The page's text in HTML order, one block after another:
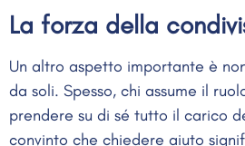
La forza della
Un altro aspetto importante è
da soli. Spesso, chi assume il
prendere su di sé tutto il carico
convinto che chiedere aiuto